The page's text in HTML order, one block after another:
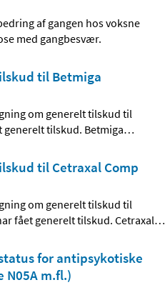
af gangen hos voksne
med gangbesvær.
til Betmiga
om generelt tilskud til
tilskud. Betmiga…
til Cetraxal Comp
om generelt tilskud til
fået generelt tilskud. Cetraxal…
for antipsykotiske
N05A m.fl.)